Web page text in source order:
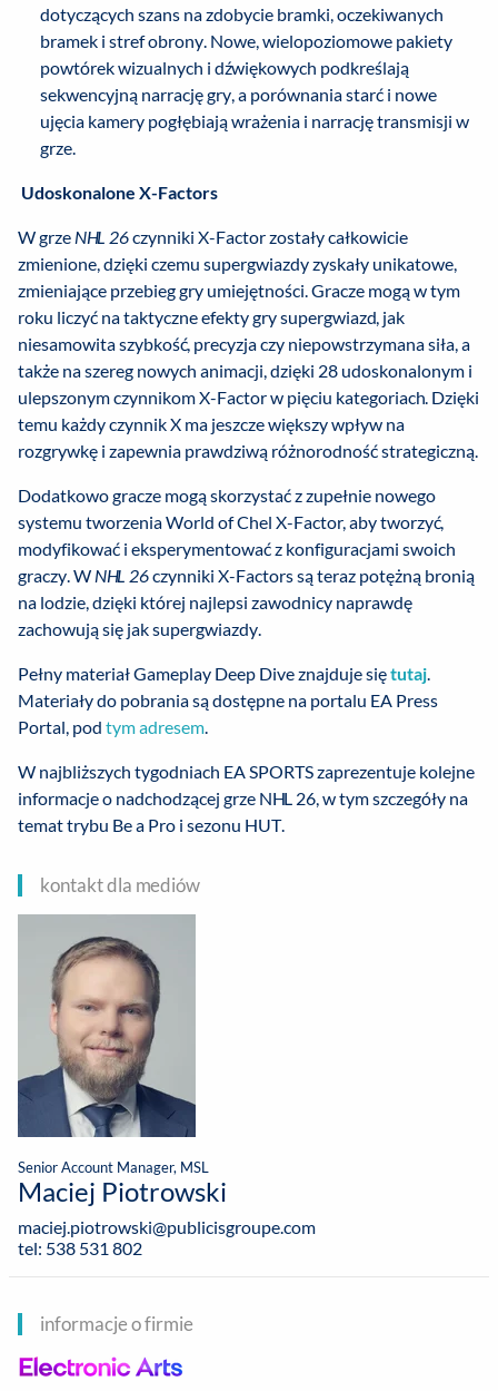
dotyczących szans na zdobycie bramki, oczekiwanych
bramek i stref obrony. Nowe, wielopoziomowe pakiety
powtórek wizualnych i dźwiękowych podkreślają
sekwencyjną narrację gry, a porównania starć i nowe
ujęcia kamery pogłębiają wrażenia i narrację transmisji w
grze.
Udoskonalone X-Factors
W grze NHL 26czynniki X-Factor zostały całkowicie
zmienione, dzięki czemu supergwiazdy zyskały unikatowe,
zmieniające przebieg gry umiejętności. Gracze mogą w tym
roku liczyć na taktyczne efekty gry supergwiazd, jak
niesamowita szybkość, precyzja czy niepowstrzymana siła, a
także na szereg nowych animacji, dzięki 28 udoskonalonym i
ulepszonym czynnikom X-Factor w pięciu kategoriach. Dzięki
temu każdy czynnik X ma jeszcze większy wpływ na
rozgrywkę i zapewnia prawdziwą różnorodność strategiczną.
Dodatkowo gracze mogą skorzystać z zupełnie nowego
systemu tworzenia World of Chel X-Factor, aby tworzyć,
modyfikować i eksperymentować z konfiguracjami swoich
graczy. W NHL 26czynniki X-Factors są teraz potężną bronią
na lodzie, dzięki której najlepsi zawodnicy naprawdę
zachowują się jak supergwiazdy.
Pełny materiał Gameplay Deep Dive znajduje siętutaj.
Materiały do pobrania są dostępne na portalu EA Press
Portal, pod tym adresem.
W najbliższych tygodniach EA SPORTS zaprezentuje kolejne
informacje o nadchodzącej grze NHL 26, w tym szczegóły na
temat trybu Be a Pro i sezonu HUT.
kontakt dla mediów
Senior Account Manager, MSL
Maciej Piotrowski
maciej.piotrowski@publicisgroupe.com
tel: 538 531 802
informacje o firmie